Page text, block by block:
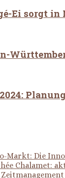
Ei sorgt
Markt: Die
Chalamet: